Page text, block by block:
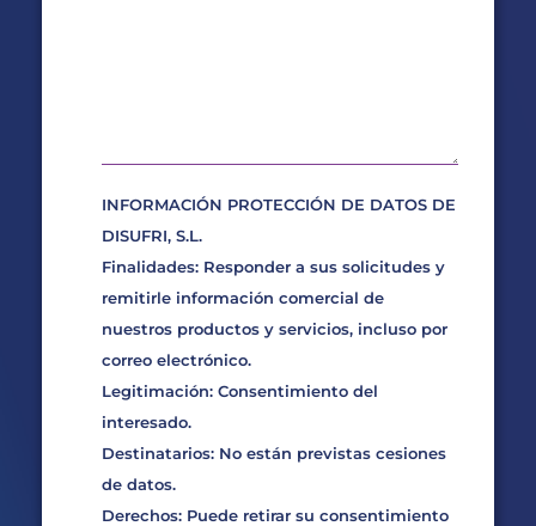
INFORMACIÓN PROTECCIÓN DE DATOS DE
DISUFRI, S.L.
Finalidades: Responder a sus solicitudes y
remitirle información comercial de
nuestros productos y servicios, incluso por
correo electrónico.
Legitimación: Consentimiento del
interesado.
Destinatarios: No están previstas cesiones
de datos.
Derechos: Puede retirar su consentimiento